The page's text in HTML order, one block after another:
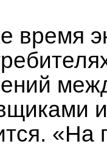
время
«На